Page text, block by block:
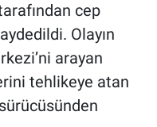
cep
Olayın
arayan
tehlikeye atan